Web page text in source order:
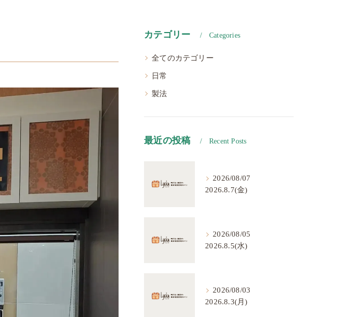
カテゴリー Categories
全てのカテゴリー
日常
製法
最近の投稿 Recent Posts
2026/08/07
2026.8.7(金)
2026/08/05
2026.8.5(水)
2026/08/03
2026.8.3(月)